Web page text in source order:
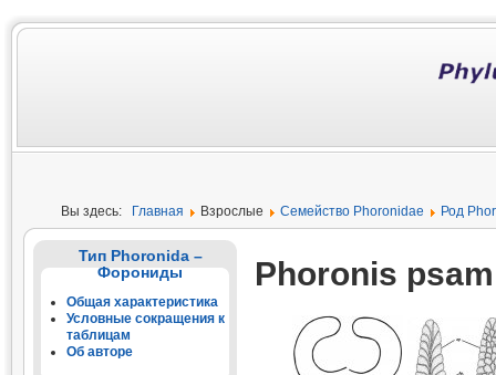
Вы здесь: Главная Взрослые Семейство Phoronidae Род
Тип Phoronida –
Форониды
Общая характеристика
Условные сокращения к
таблицам
Об авторе
Phoronis